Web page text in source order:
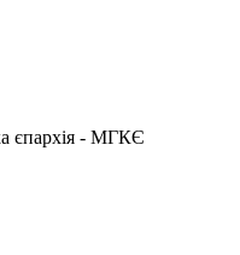
єпархія - МГКЄ